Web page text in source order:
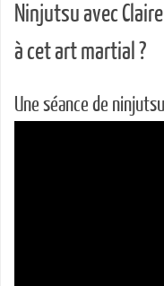
Ninjutsu avec
à cet art martial ?
Une séance de